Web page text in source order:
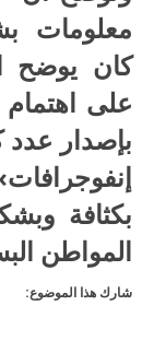
معلومات
كان يوضح
على اهتمام
بإصدار عدد
بكثافة
المواطن
شارك هذا الموضوع: